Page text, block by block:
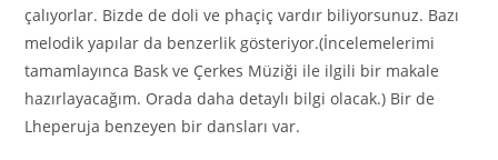
çalıyorlar. Bizde de doli ve phaçiç vardır biliyorsunuz. Bazı
melodik yapılar da benzerlik gösteriyor.(İncelemelerimi
tamamlayınca Bask ve Çerkes Müziği ile ilgili bir makale
hazırlayacağım. Orada daha detaylı bilgi olacak.) Bir de
Lheperuja benzeyen bir dansları var.